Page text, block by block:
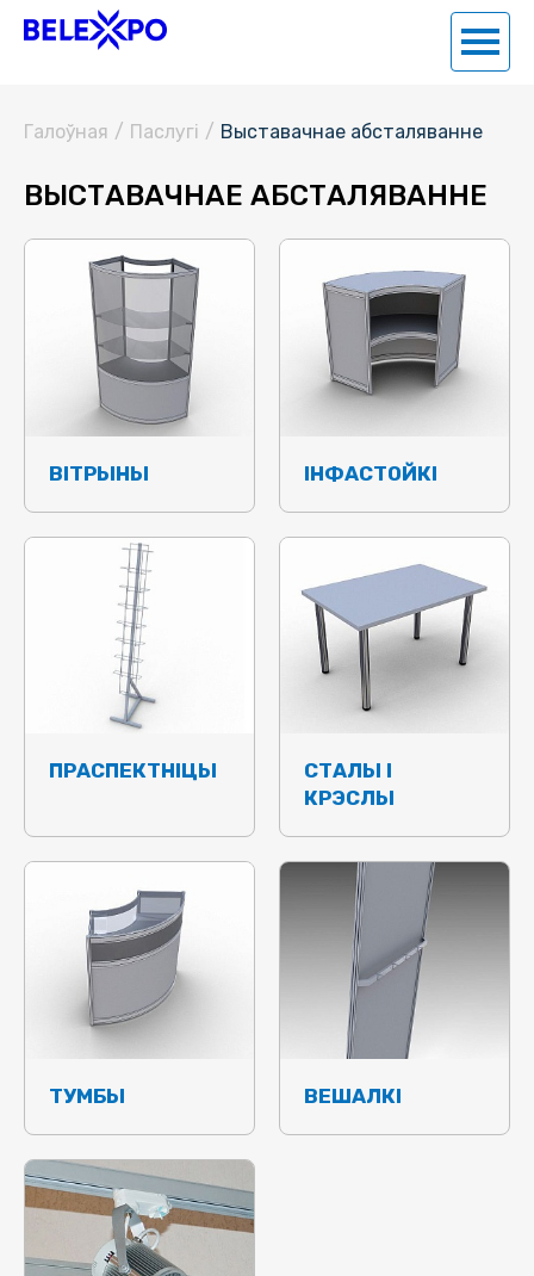
Галоўная / Паслугi / Выставачнае абсталяванне
ВЫСТАВАЧНАЕ АБСТАЛЯВАННЕ
ВІТРЫНЫ ІНФАСТОЙКІ
ПРАСПЕКТНІЦЫ
СТАЛЫ І
КРЭСЛЫ
ТУМБЫ ВЕШАЛКІ